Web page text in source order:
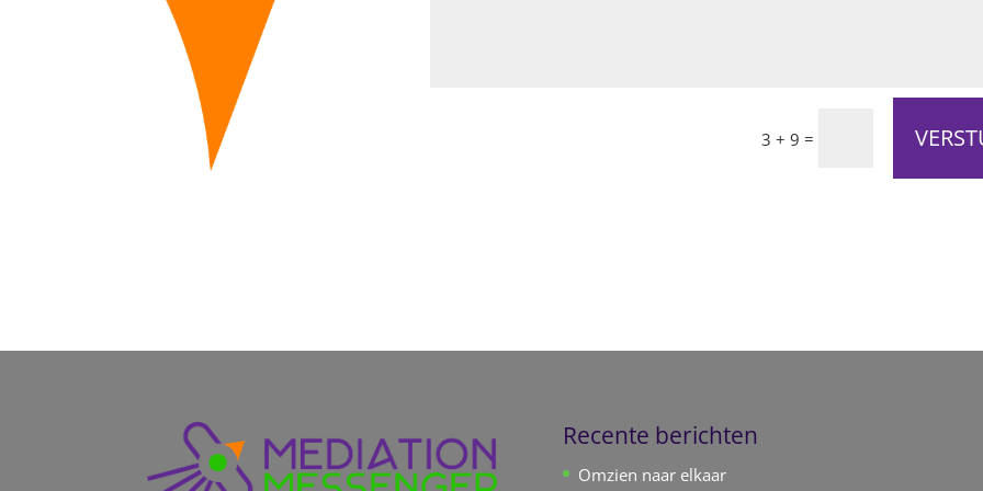
3 + 9 =
Recente berichten
Omzien naar elkaar